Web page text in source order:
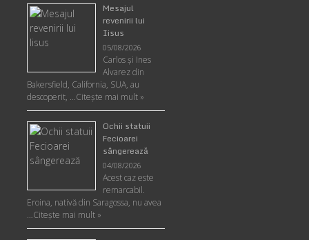
Mesajul
revenirii lui
Iisus
05/08/2026
Carlos şi Ines
Alvarez din
Bakersfield, California, SUA, au
descoperit, …Citeşte mai mult »
Ochii statuii
Fecioarei
sângerează
04/08/2026
Acest caz este
remarcabil.
Eroina, nativă din Saragossa, nu avea
…Citeşte mai mult »